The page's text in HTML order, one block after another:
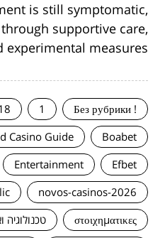
is still symptomatic,
supportive care,
experimental measures.
! Без рубрики
1
Boabet
Casino Guide
Efbet
Entertainment
novos-casinos-2026
στοιχηματικες
טכנולוגיה